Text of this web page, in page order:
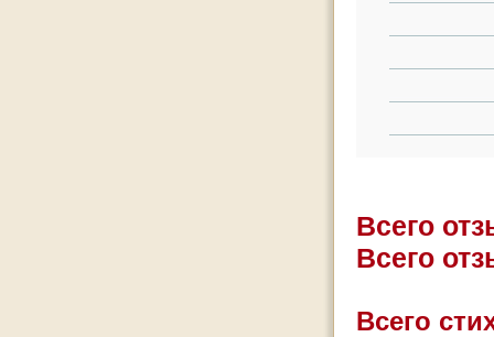
Всего
Всего
Всего